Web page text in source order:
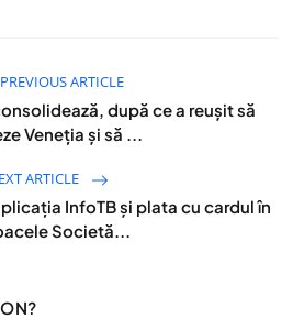
PREVIOUS ARTICLE
după ce a reuşit să
Veneţia şi să ...
ARTICLE
InfoTB şi plata cu cardul în
Societă...